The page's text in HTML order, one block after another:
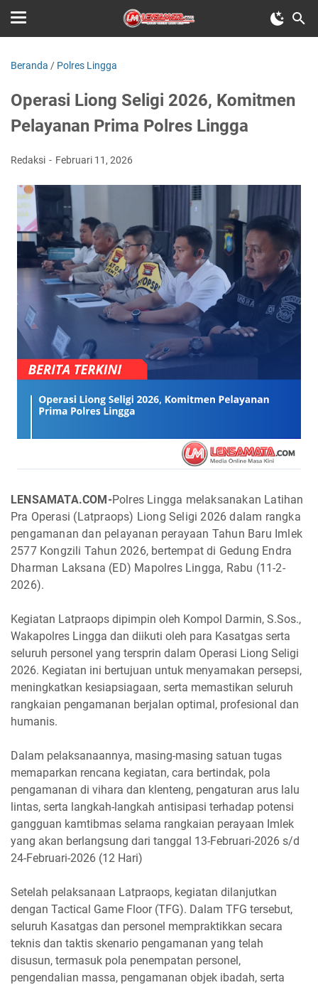
Beranda / Polres Lingga
Operasi Liong Seligi 2026, Komitmen
Pelayanan Prima Polres Lingga
Redaksi Februari 11, 2026
LENSAMATA.COM-Polres Lingga melaksanakan Latihan
Pra Operasi (Latpraops) Liong Seligi 2026 dalam rangka
pengamanan dan pelayanan perayaan Tahun Baru Imlek
2577 Kongzili Tahun 2026, bertempat di Gedung Endra
Dharman Laksana (ED) Mapolres Lingga, Rabu (11-2-
2026).
Kegiatan Latpraops dipimpin oleh Kompol Darmin, S.Sos.,
Wakapolres Lingga dan diikuti oleh para Kasatgas serta
seluruh personel yang tersprin dalam Operasi Liong Seligi
2026. Kegiatan ini bertujuan untuk menyamakan persepsi,
meningkatkan kesiapsiagaan, serta memastikan seluruh
rangkaian pengamanan berjalan optimal, profesional dan
humanis.
Dalam pelaksanaannya, masing-masing satuan tugas
memaparkan rencana kegiatan, cara bertindak, pola
pengamanan di vihara dan klenteng, pengaturan arus lalu
lintas, serta langkah-langkah antisipasi terhadap potensi
gangguan kamtibmas selama rangkaian perayaan Imlek
yang akan berlangsung dari tanggal 13-Februari-2026 s/d
24-Februari-2026 (12 Hari)
Setelah pelaksanaan Latpraops, kegiatan dilanjutkan
dengan Tactical Game Floor (TFG). Dalam TFG tersebut,
seluruh Kasatgas dan personel mempraktikkan secara
teknis dan taktis skenario pengamanan yang telah
disusun, termasuk pola penempatan personel,
pengendalian massa, pengamanan objek ibadah, serta